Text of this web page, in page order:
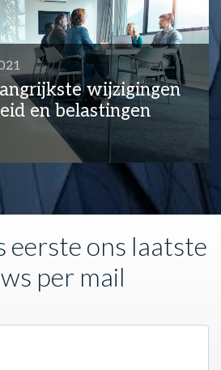
wijzigingen
en belastingen
eerste ons laatste
per mail